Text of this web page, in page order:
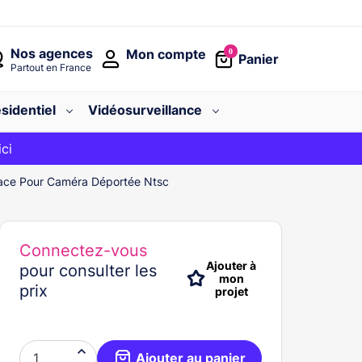
Nos agences
Partout en France
0
Panier
Mon compte
Vidéosurveillance
le code
Pour Caméra Déportée Ntsc
Connectez-vous
pour consulter les
prix
Ajouter à
mon
projet
 Ajouter au panier